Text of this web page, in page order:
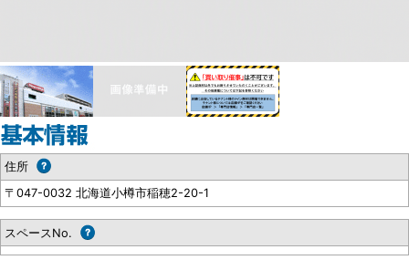
住所
〒047-0032 北海道小樽市稲穂2-20-1
スペースNo.